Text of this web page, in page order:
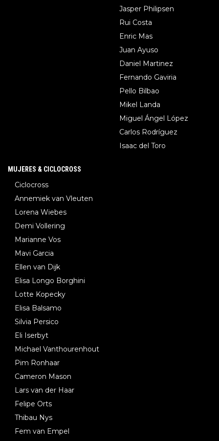
Jasper Philipsen
Rui Costa
Enric Mas
Juan Ayuso
Daniel Martinez
Fernando Gaviria
Pello Bilbao
Mikel Landa
Miguel Ángel López
Carlos Rodríguez
Isaac del Toro
MUJERES & CICLOCROSS
Ciclocross
Annemiek van Vleuten
Lorena Wiebes
Demi Vollering
Marianne Vos
Mavi Garcia
Ellen van Dijk
Elisa Longo Borghini
Lotte Kopecky
Elisa Balsamo
Silvia Persico
Eli Iserbyt
Michael Vanthourenhout
Pim Ronhaar
Cameron Mason
Lars van der Haar
Felipe Orts
Thibau Nys
Fem van Empel